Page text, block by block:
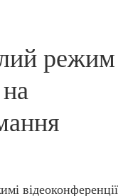
режим
відеоконференції